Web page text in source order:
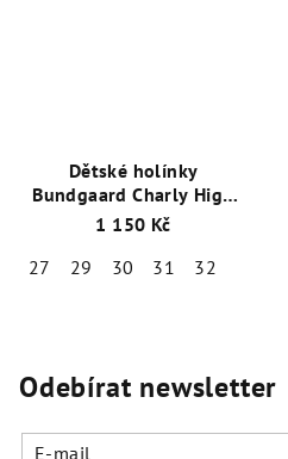
Dětské holínky
Bundgaard Charly High
BG401021-726 Dark Rose
1 150 Kč
27
29 30 31 32
Odebírat newsletter
E-mail